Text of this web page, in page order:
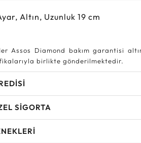
Altın, Uzunluk 19 cm
Assos Diamond bakım garantisi
birlikte gönderilmektedir.
SİGORTA